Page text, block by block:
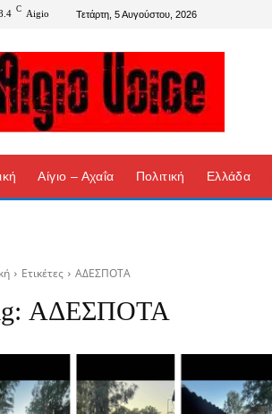
C Aigio Τετάρτη, 5 Αυγούστου, 2026
Αίγιο – Αχαΐα Πολιτική Ελλάδα
Ετικέτες ΑΔΕΣΠΟΤΑ
ΑΔΕΣΠΟΤΑ